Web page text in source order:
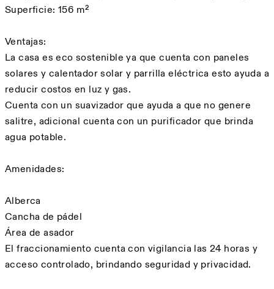
Superficie: 156 m²
Ventajas:
La casa es eco sostenible ya que cuenta con paneles
solares y calentador solar y parrilla eléctrica esto ayuda a
reducir costos en luz y gas.
Cuenta con un suavizador que ayuda a que no genere
salitre, adicional cuenta con un purificador que brinda
agua potable.
Amenidades:
Alberca
Cancha de pádel
Área de asador
El fraccionamiento cuenta con vigilancia las 24 horas y
acceso controlado, brindando seguridad y privacidad.